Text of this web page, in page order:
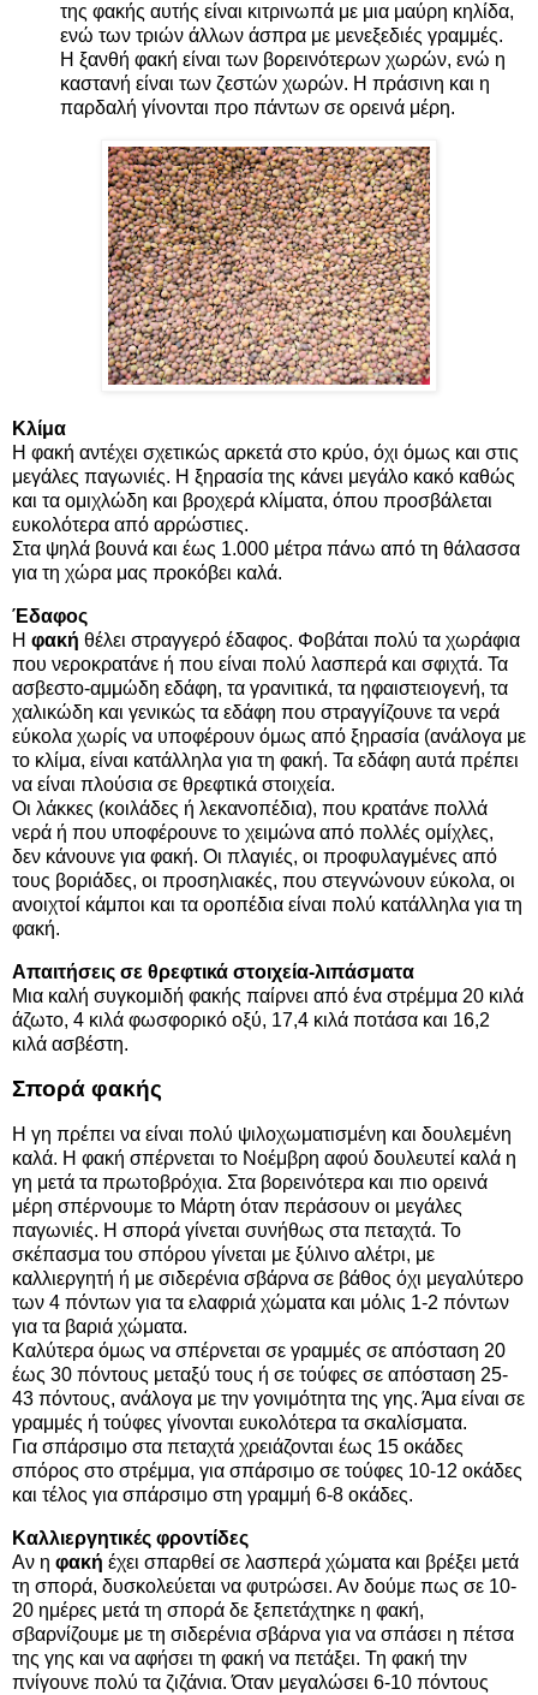
της φακής αυτής είναι κιτρινωπά με μια μαύρη κηλίδα,
ενώ των τριών άλλων άσπρα με μενεξεδιές γραμμές.
Η ξανθή φακή είναι των βορεινότερων χωρών, ενώ η
καστανή είναι των ζεστών χωρών. Η πράσινη και η
παρδαλή γίνονται προ πάντων σε ορεινά μέρη.
Κλίμα
Η φακή αντέχει σχετικώς αρκετά στο κρύο, όχι όμως και στις
μεγάλες παγωνιές. Η ξηρασία της κάνει μεγάλο κακό καθώς
και τα ομιχλώδη και βροχερά κλίματα, όπου προσβάλεται
ευκολότερα από αρρώστιες.
Στα ψηλά βουνά και έως 1.000 μέτρα πάνω από τη θάλασσα
για τη χώρα μας προκόβει καλά.
Έδαφος
Η φακή θέλει στραγγερό έδαφος. Φοβάται πολύ τα χωράφια
που νεροκρατάνε ή που είναι πολύ λασπερά και σφιχτά. Τα
ασβεστο-αμμώδη εδάφη, τα γρανιτικά, τα ηφαιστειογενή, τα
χαλικώδη και γενικώς τα εδάφη που στραγγίζουνε τα νερά
εύκολα χωρίς να υποφέρουν όμως από ξηρασία (ανάλογα με
το κλίμα, είναι κατάλληλα για τη φακή. Τα εδάφη αυτά πρέπει
να είναι πλούσια σε θρεφτικά στοιχεία.
Οι λάκκες (κοιλάδες ή λεκανοπέδια), που κρατάνε πολλά
νερά ή που υποφέρουνε το χειμώνα από πολλές ομίχλες,
δεν κάνουνε για φακή. Οι πλαγιές, οι προφυλαγμένες από
τους βοριάδες, οι προσηλιακές, που στεγνώνουν εύκολα, οι
ανοιχτοί κάμποι και τα οροπέδια είναι πολύ κατάλληλα για τη
φακή.
Απαιτήσεις σε θρεφτικά στοιχεία-λιπάσματα
Μια καλή συγκομιδή φακής παίρνει από ένα στρέμμα 20 κιλά
άζωτο, 4 κιλά φωσφορικό οξύ, 17,4 κιλά ποτάσα και 16,2
κιλά ασβέστη.
Σπορά φακής
Η γη πρέπει να είναι πολύ ψιλοχωματισμένη και δουλεμένη
καλά. Η φακή σπέρνεται το Νοέμβρη αφού δουλευτεί καλά η
γη μετά τα πρωτοβρόχια. Στα βορεινότερα και πιο ορεινά
μέρη σπέρνουμε το Μάρτη όταν περάσουν οι μεγάλες
παγωνιές. Η σπορά γίνεται συνήθως στα πεταχτά. Το
σκέπασμα του σπόρου γίνεται με ξύλινο αλέτρι, με
καλλιεργητή ή με σιδερένια σβάρνα σε βάθος όχι μεγαλύτερο
των 4 πόντων για τα ελαφριά χώματα και μόλις 1-2 πόντων
για τα βαριά χώματα.
Καλύτερα όμως να σπέρνεται σε γραμμές σε απόσταση 20
έως 30 πόντους μεταξύ τους ή σε τούφες σε απόσταση 25-
43 πόντους, ανάλογα με την γονιμότητα της γης. Άμα είναι σε
γραμμές ή τούφες γίνονται ευκολότερα τα σκαλίσματα.
Για σπάρσιμο στα πεταχτά χρειάζονται έως 15 οκάδες
σπόρος στο στρέμμα, για σπάρσιμο σε τούφες 10-12 οκάδες
και τέλος για σπάρσιμο στη γραμμή 6-8 οκάδες.
Καλλιεργητικές φροντίδες
Αν η φακή έχει σπαρθεί σε λασπερά χώματα και βρέξει μετά
τη σπορά, δυσκολεύεται να φυτρώσει. Αν δούμε πως σε 10-
20 ημέρες μετά τη σπορά δε ξεπετάχτηκε η φακή,
σβαρνίζουμε με τη σιδερένια σβάρνα για να σπάσει η πέτσα
της γης και να αφήσει τη φακή να πετάξει. Τη φακή την
πνίγουνε πολύ τα ζιζάνια. Όταν μεγαλώσει 6-10 πόντους